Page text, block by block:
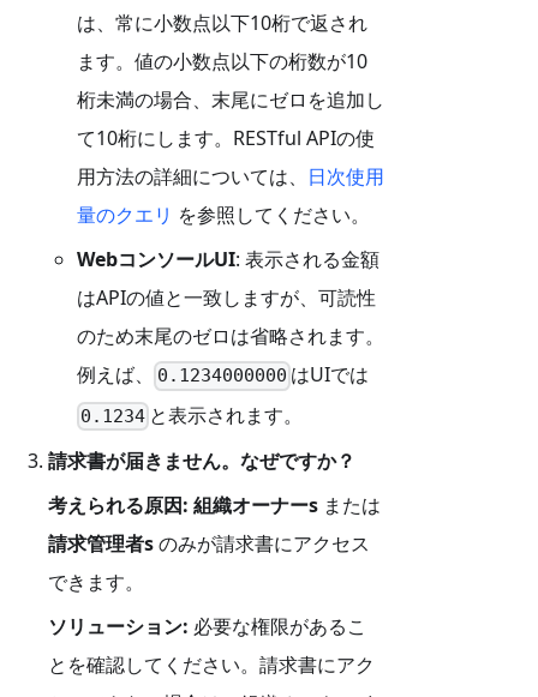
は、常に小数点以下10桁で返され
ます。値の小数点以下の桁数が10
桁未満の場合、末尾にゼロを追加し
て10桁にします。RESTful APIの使
用方法の詳細については、 日次使用
量のクエリ を参照してください。
WebコンソールUI: 表示される金額
はAPIの値と一致しますが、可読性
のため末尾のゼロは省略されます。
例えば、
0.1234000000 はUIでは
0.1234 と表示されます。
請求書が届きません。なぜですか？
考えられる原因: 組織オーナーs または
請求管理者sのみが請求書にアクセス
できます。
ソリューション: 必要な権限があるこ
とを確認してください。請求書にアク